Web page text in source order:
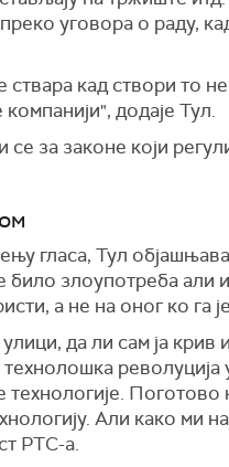
уговора о раду,
кад створи то
додаје Тул.
за законе који
гласа, Тул објашњава
било злоупотреба
а не на оног ко га
да ли сам ја
револуција
Али како ми
РТС-а.